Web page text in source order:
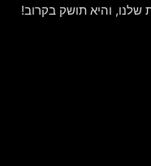
והיא תושק בקרוב!